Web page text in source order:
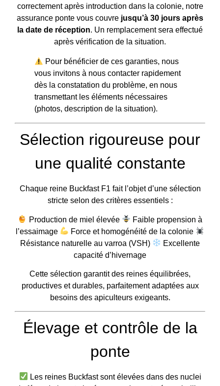
correctement après introduction dans la colonie, notre
assurance ponte vous couvre jusqu’à 30 jours après
la date de réception. Un remplacement sera effectué
après vérification de la situation.
Pour bénéficier de ces garanties, nous
vous invitons à nous contacter rapidement
dès la constatation du problème, en nous
transmettant les éléments nécessaires
(photos, description de la situation).
Sélection rigoureuse pour
une qualité constante
Chaque reine Buckfast F1 fait l’objet d’une sélection
stricte selon des critères essentiels :
Production de miel élevée
Faible propension à
l’essaimage
Force et homogénéité de la colonie
Résistance naturelle au varroa (VSH)
Excellente
capacité d’hivernage
Cette sélection garantit des reines équilibrées,
productives et durables, parfaitement adaptées aux
besoins des apiculteurs exigeants.
Élevage et contrôle de la
ponte
Les reines Buckfast sont élevées dans des nuclei